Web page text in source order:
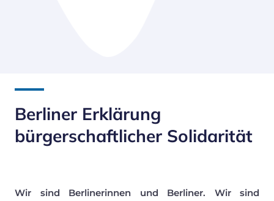
Berliner Erklärung
bürgerschaftlicher Solidarität
Wir sind Berlinerinnen und Berliner. Wir sind